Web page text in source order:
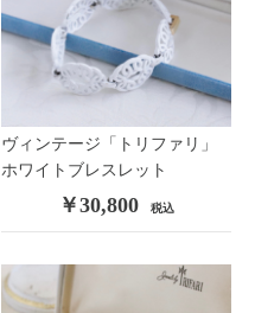
ヴィンテージ「トリファリ」
ホワイトブレスレット
￥30,800 税込